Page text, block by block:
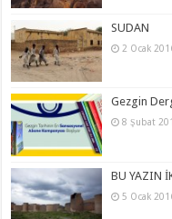
SUDAN
2 Ocak
Gezgin
8 Şubat
BU YAZIN
5 Ocak